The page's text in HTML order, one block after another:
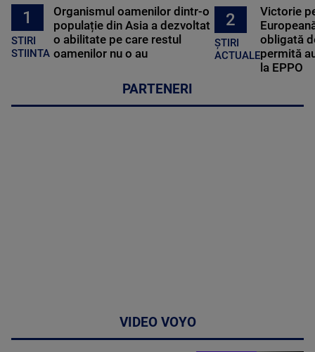
1
STIRI
STIINTA
Organismul oamenilor dintr-o
populație din Asia a dezvoltat
o abilitate pe care restul
oamenilor nu o au
2
ȘTIRI
ACTUALE
Victorie
obligată
permită
la EPPO
PARTENERI
VIDEO VOYO